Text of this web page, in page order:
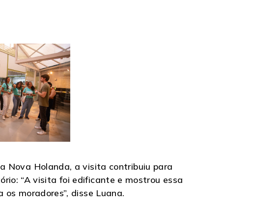
Nova Holanda, a visita contribuiu para
“A visita foi edificante e mostrou essa
moradores”, disse Luana.